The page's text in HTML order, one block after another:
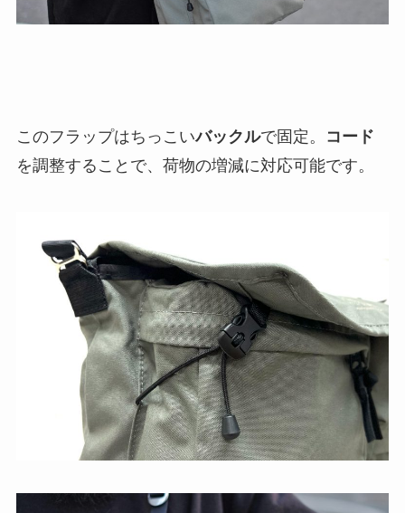
このフラップはちっこいバックルで固定。
コード
を調整することで、荷物の増減に対応可能です。